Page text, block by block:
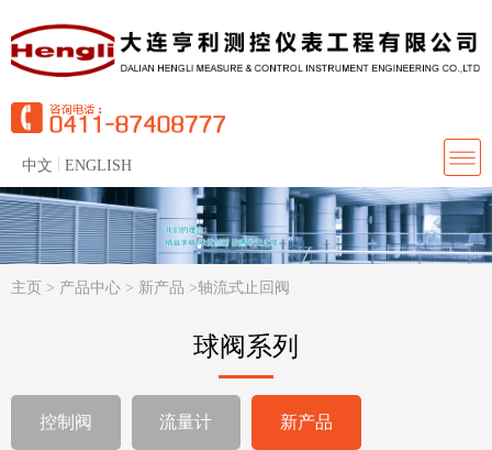
中文 ENGLISH
主页 > 产品中心 > 新产品 >轴流式止回阀
球阀系列
控制阀 流量计 新产品